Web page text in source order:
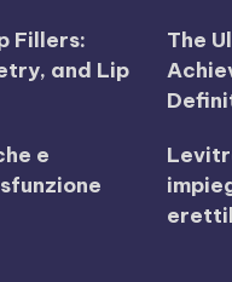
Fillers:
and Lip
e
The